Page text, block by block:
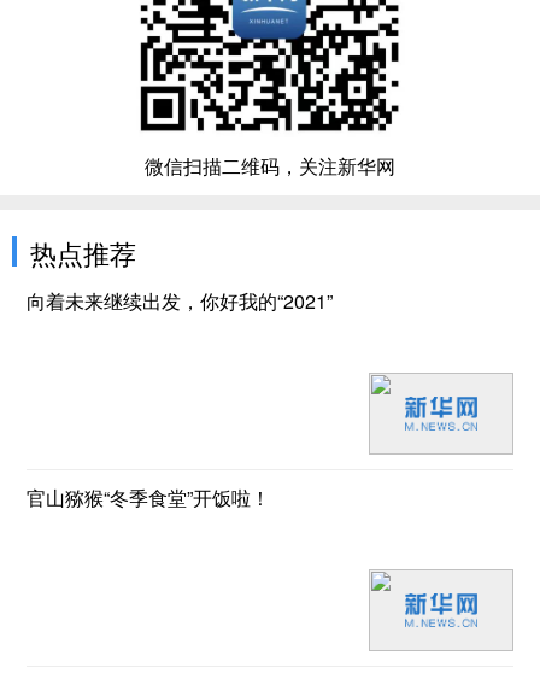
微信扫描二维码，关注新华网
热点推荐
向着未来继续出发，你好我的“2021”
官山猕猴“冬季食堂”开饭啦！